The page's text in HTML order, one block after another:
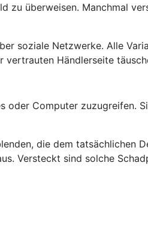
zu überweisen. Manchmal
soziale Netzwerke. Alle
Händlerseite
oder Computer zuzugreifen.
die dem tatsächlichen
Versteckt sind solche